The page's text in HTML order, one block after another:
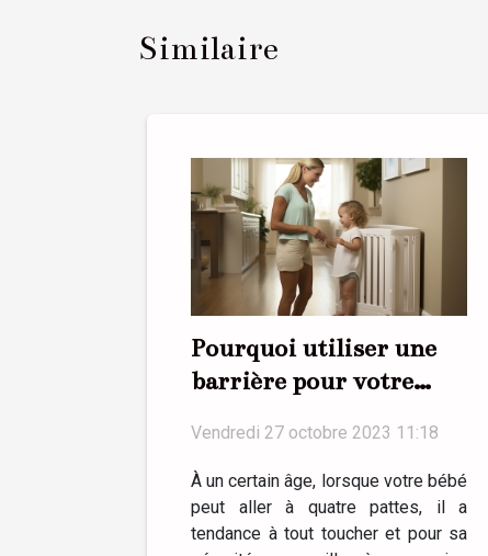
Similaire
Pourquoi utiliser une
barrière pour votre
Vendredi 27 octobre 2023 11:18
À un certain âge, lorsque votre bébé
peut aller à quatre pattes, il a
tendance à tout toucher et pour sa